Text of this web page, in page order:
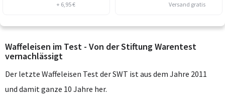
+ 6,95 € Versand gratis
Waffeleisen im Test - Von der Stiftung Warentest
vernachlässigt
Der letzte Waffeleisen Test der SWT ist aus dem Jahre 2011
und damit ganze 10 Jahre her.